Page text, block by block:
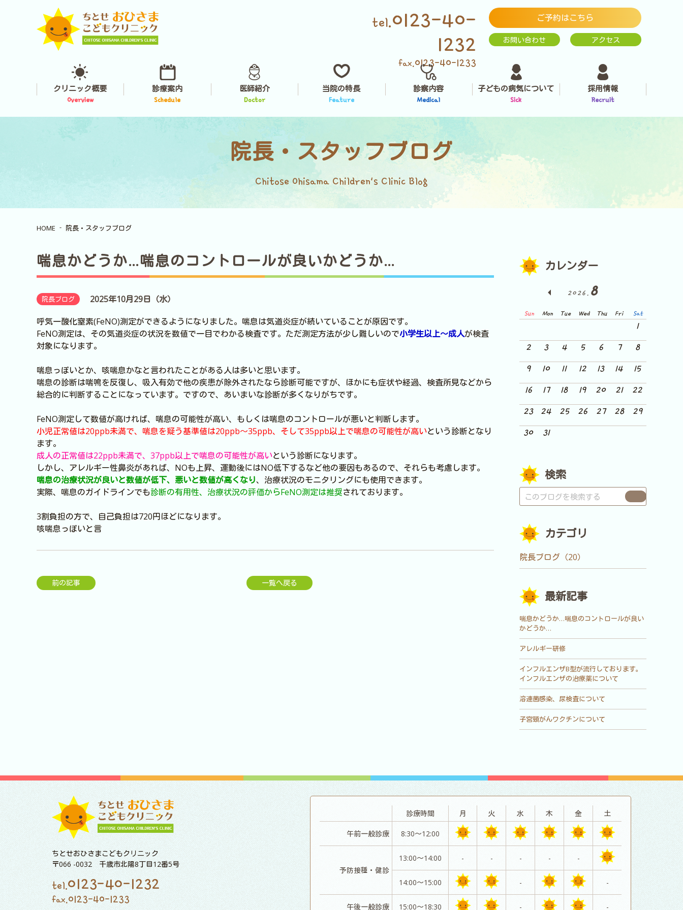
tel.0123-40-
1232
fax.0123-40-1233
ご予約はこちら
お問い合わせ アクセス
クリニック概要
Overview
診療案内
Schedule
医師紹介
Doctor
当院の特長
Feature
診察内容
Medical
子どもの病気について
Sick
採用情報
Recruit
院長・スタッフブログ
Chitose Ohisama Children's Clinic Blog
HOME 院長・スタッフブログ
喘息かどうか…喘息のコントロールが良いかどうか…
院長ブログ
2025年10月29日（水）
呼気一酸化窒素(FeNO)測定ができるようになりました。喘息は気道炎症が続いていることが原因です。
FeNO測定は、その気道炎症の状況を数値で一目でわかる検査です。ただ測定方法が少し難しいので小学生以上～成人が検査
対象になります。
喘息っぽいとか、咳喘息かなと言われたことがある人は多いと思います。
喘息の診断は喘鳴を反復し、吸入有効で他の疾患が除外されたなら診断可能ですが、ほかにも症状や経過、検査所見などから
総合的に判断することになっています。ですので、あいまいな診断が多くなりがちです。
FeNO測定して数値が高ければ、喘息の可能性が高い、もしくは喘息のコントロールが悪いと判断します。
小児正常値は20ppb未満で、喘息を疑う基準値は20ppb～35ppb、そして35ppb以上で喘息の可能性が高いという診断となり
ます。
成人の正常値は22ppb未満で、37ppb以上で喘息の可能性が高いという診断になります。
しかし、アレルギー性鼻炎があれば、NOも上昇、運動後にはNO低下するなど他の要因もあるので、それらも考慮します。
喘息の治療状況が良いと数値が低下、悪いと数値が高くなり、治療状況のモニタリングにも使用できます。
実際、喘息のガイドラインでも診断の有用性、治療状況の評価からFeNO測定は推奨されております。
3割負担の方で、自己負担は720円ほどになります。
咳喘息っぽいと言
前の記事 一覧へ戻る
カレンダー
2026. 8
Sun Mon Tue Wed Thu Fri Sat
1
2
3 4 5 6 7
8
9
10 11 12 13 14
15
16
17 18 19 20 21
22
23
24 25 26 27 28
29
30
31
検索
カテゴリ
院長ブログ（20）
最新記事
喘息かどうか…喘息のコントロールが良い
かどうか…
アレルギー研修
インフルエンザB型が流行しております。
インフルエンザの治療薬について
溶連菌感染、尿検査について
子宮頸がんワクチンについて
ちとせおひさまこどもクリニック
〒066 -0032 千歳市北陽8丁目12番5号
tel.0123-40-1232
fax.0123-40-1233
診療時間 月 火 水 木 金 土
午前一般診療 8:30～12:00
予防接種・健診
13:00～14:00 - - - - -
14:00～15:00 - -
午後一般診療 15:00～18:30 - -